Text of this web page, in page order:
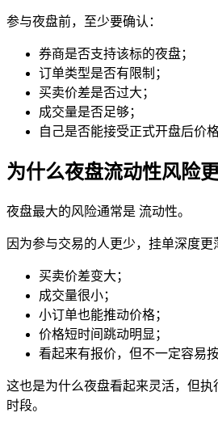
参与夜盘前，至少要确认：
券商是否支持该标的夜盘；
订单类型是否有限制；
买卖价差是否过大；
成交量是否足够；
自己是否能接受正式开盘后价格
为什么夜盘流动性风险更
夜盘最大的风险通常是 流动性。
因为参与交易的人更少，挂单深度更
买卖价差变大；
成交量很小；
小订单也能推动价格；
价格短时间跳动明显；
看起来有报价，但不一定容易
这也是为什么夜盘看起来灵活，但
时段。